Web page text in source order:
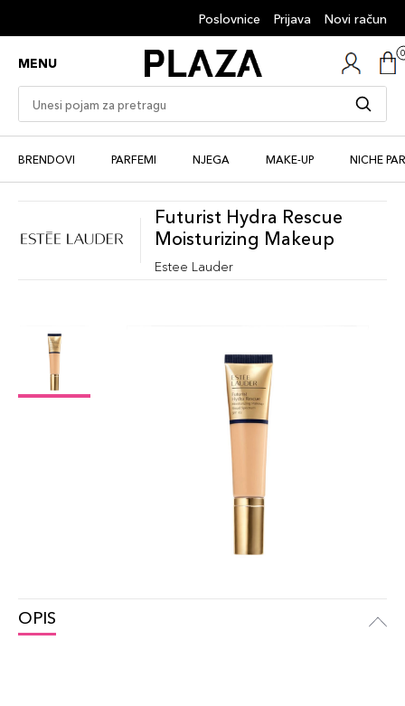
Poslovnice Prijava Novi račun
MENU
BRENDOVI PARFEMI NJEGA MAKE-UP NICHE
Futurist Hydra Rescue
Moisturizing Makeup
Estee Lauder
OPIS